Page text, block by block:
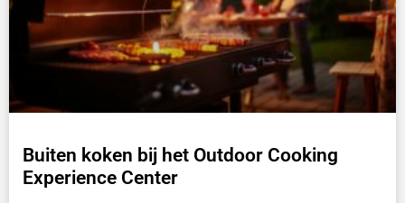
Buiten koken bij het Outdoor Cooking
Experience Center